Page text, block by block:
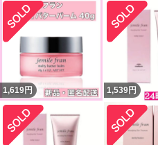
1,619円 1,539円